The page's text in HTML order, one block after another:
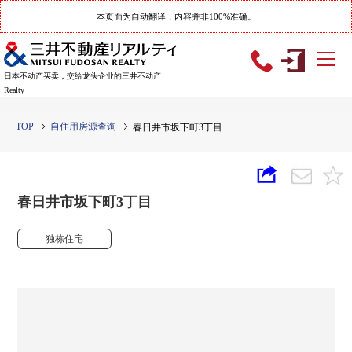
本页面为自动翻译，内容并非100%准确。
日本不动产买卖，交给龙头企业的三井不动产
Realty
TOP 自住用房源查询 春日井市坂下町3丁目
春日井市坂下町3丁目
独栋住宅